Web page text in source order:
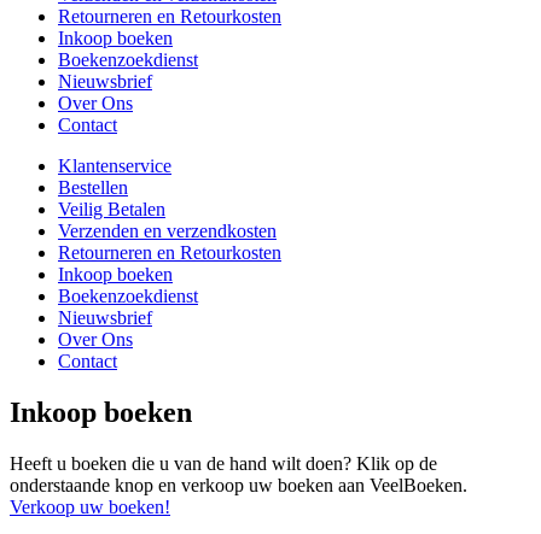
Retourneren en Retourkosten
Inkoop boeken
Boekenzoekdienst
Nieuwsbrief
Over Ons
Contact
Klantenservice
Bestellen
Veilig Betalen
Verzenden en verzendkosten
Retourneren en Retourkosten
Inkoop boeken
Boekenzoekdienst
Nieuwsbrief
Over Ons
Contact
Inkoop boeken
Heeft u boeken die u van de hand wilt doen? Klik op de
onderstaande knop en verkoop uw boeken aan VeelBoeken.
Verkoop uw boeken!